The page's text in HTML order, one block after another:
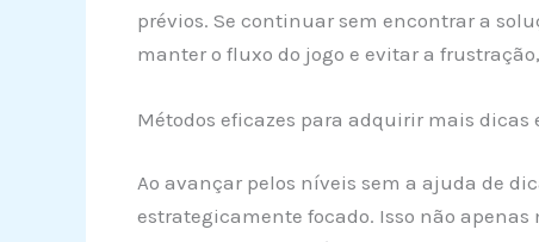
prévios. Se continuar sem encontrar a
manter o fluxo do jogo e evitar a
Métodos eficazes para adquirir mais dicas
Ao avançar pelos níveis sem a ajuda de
estrategicamente focado. Isso não